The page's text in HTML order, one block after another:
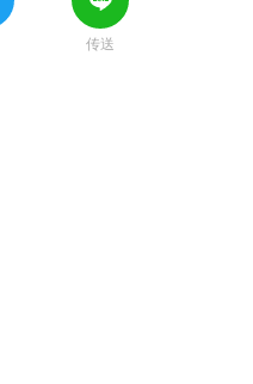
传送